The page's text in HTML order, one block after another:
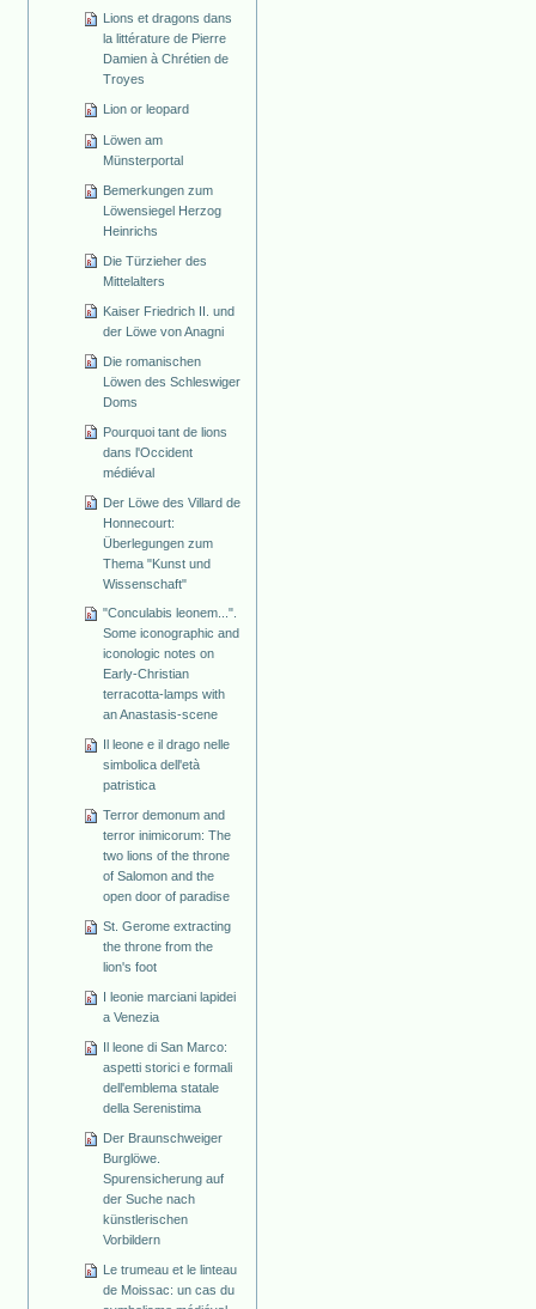
Lions et dragons dans
la littérature de Pierre
Damien à Chrétien de
Troyes
Lion or leopard
Löwen am
Münsterportal
Bemerkungen zum
Löwensiegel Herzog
Heinrichs
Die Türzieher des
Mittelalters
Kaiser Friedrich II. und
der Löwe von Anagni
Die romanischen
Löwen des Schleswiger
Doms
Pourquoi tant de lions
dans l'Occident
médiéval
Der Löwe des Villard de
Honnecourt:
Überlegungen zum
Thema "Kunst und
Wissenschaft"
"Conculabis leonem...".
Some iconographic and
iconologic notes on
Early-Christian
terracotta-lamps with
an Anastasis-scene
Il leone e il drago nelle
simbolica dell'età
patristica
Terror demonum and
terror inimicorum: The
two lions of the throne
of Salomon and the
open door of paradise
St. Gerome extracting
the throne from the
lion's foot
I leonie marciani lapidei
a Venezia
Il leone di San Marco:
aspetti storici e formali
dell'emblema statale
della Serenistima
Der Braunschweiger
Burglöwe.
Spurensicherung auf
der Suche nach
künstlerischen
Vorbildern
Le trumeau et le linteau
de Moissac: un cas du